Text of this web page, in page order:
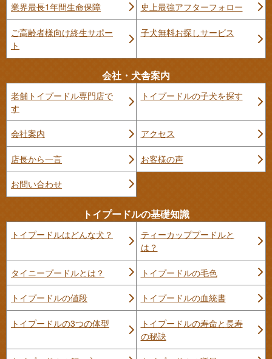
業界最長1年間生命保障 史上最強アフターフォロー
ご高齢者様向け終生サポー
ト
子犬無料お探しサービス
会社・犬舎案内
老舗トイプードル専門店で
す
トイプードルの子犬を探す
会社案内 アクセス
店長から一言 お客様の声
お問い合わせ
トイプードルの基礎知識
トイプードルはどんな犬？
ティーカッププードルと
は？
タイニープードルとは？ トイプードルの毛色
トイプードルの値段 トイプードルの血統書
トイプードルの3つの体型
トイプードルの寿命と長寿
の秘訣